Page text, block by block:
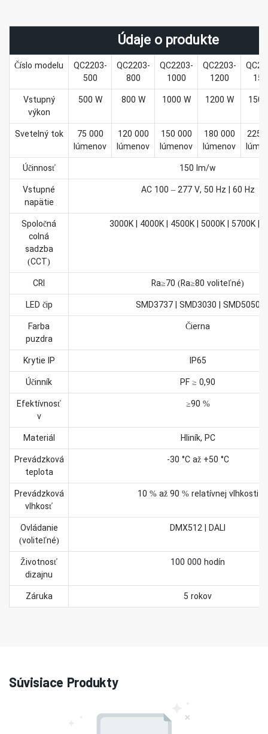
Údaje o produkte
Číslo modelu
QC2203-
500
QC2203-
800
QC2203-
1000
QC2203-
1200
Vstupný
výkon
500 W 800 W 1000 W 1200 W
Svetelný tok
75 000
lúmenov
120 000
lúmenov
150 000
lúmenov
180 000
lúmenov
225
Účinnosť
150 lm/w
Vstupné
napätie
AC 100 – 277 V, 50 Hz | 60 Hz
Spoločná
colná
sadzba
(CCT)
3000K | 4000K | 4500K | 5000K | 5700K |
CRI
Ra≥70 (Ra≥80 voliteľné)
LED čip
SMD3737 | SMD3030 | SMD5050
Farba
puzdra
Čierna
Krytie IP
IP65
Účinník
PF ≥ 0,90
Efektívnosť
v
≥90 %
Materiál
Hliník, PC
Prevádzková
teplota
-30 °C až +50 °C
Prevádzková
vlhkosť
10 % až 90 % relatívnej vlhkosti
Ovládanie
(voliteľné)
DMX512 | DALI
Životnosť
dizajnu
100 000 hodín
Záruka 5 rokov
Súvisiace Produkty